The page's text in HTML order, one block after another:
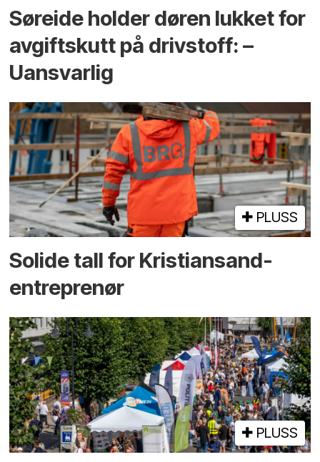
Søreide holder døren lukket for
avgiftskutt på drivstoff: –
Uansvarlig
PLUSS
Solide tall for Kristiansand-
entreprenør
PLUSS